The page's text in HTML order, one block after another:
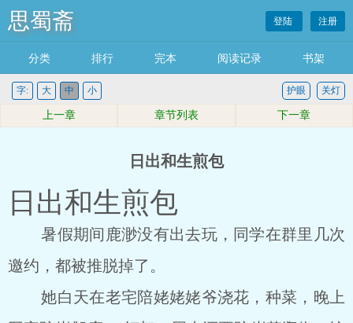
思蜀斋 登陆 注册
分类 排行 完本 阅读记录 书架
字: 大 中 小 关灯
护眼
上一章 章节列表 下一章
日出和生煎包
日出和生煎包
暑假期间鹿渺没有出去玩，同学在群里几次
邀约，都被推脱掉了。
她白天在老宅陪姥姥姥爷浇花，种菜，晚上